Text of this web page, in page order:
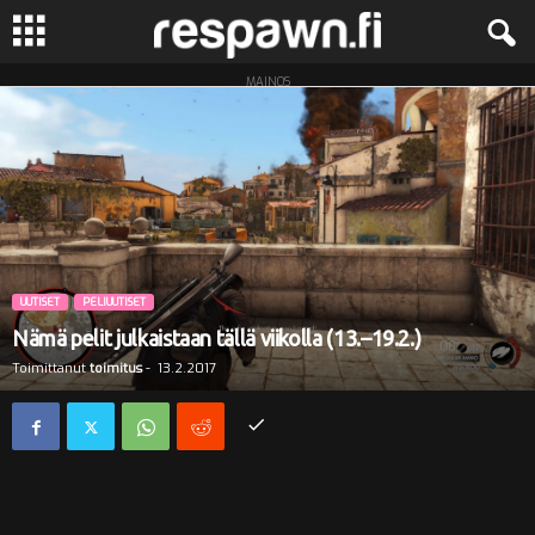
R
s
p
a
MAINOS
UUTISET PELIUUTISET
Nämä pelit julkaistaan tällä viikolla (13.–19.2.)
Toimittanut toimitus- 13.2.2017